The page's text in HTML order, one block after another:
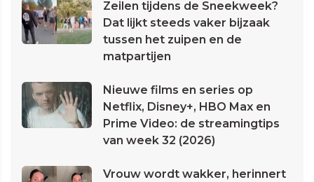
Zeilen tijdens de Sneekweek?
Dat lijkt steeds vaker bijzaak
tussen het zuipen en de
matpartijen
Nieuwe films en series op
Netflix, Disney+, HBO Max en
Prime Video: de streamingtips
van week 32 (2026)
Vrouw wordt wakker, herinnert